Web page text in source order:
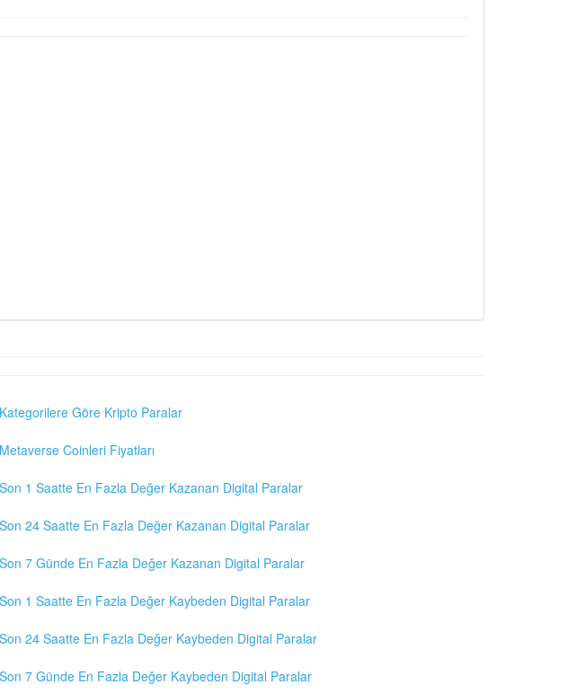
Kategorilere Göre Kripto Paralar
Metaverse Coinleri Fiyatları
Son 1 Saatte En Fazla Değer Kazanan Digital Paralar
Son 24 Saatte En Fazla Değer Kazanan Digital Paralar
Son 7 Günde En Fazla Değer Kazanan Digital Paralar
Son 1 Saatte En Fazla Değer Kaybeden Digital Paralar
Son 24 Saatte En Fazla Değer Kaybeden Digital Paralar
Son 7 Günde En Fazla Değer Kaybeden Digital Paralar